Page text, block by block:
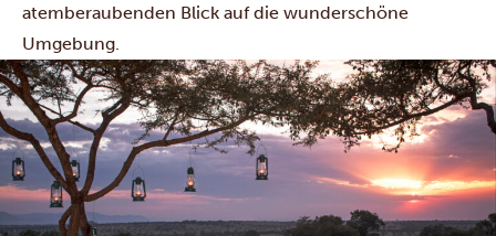
atemberaubenden Blick auf die wunderschöne
Umgebung.